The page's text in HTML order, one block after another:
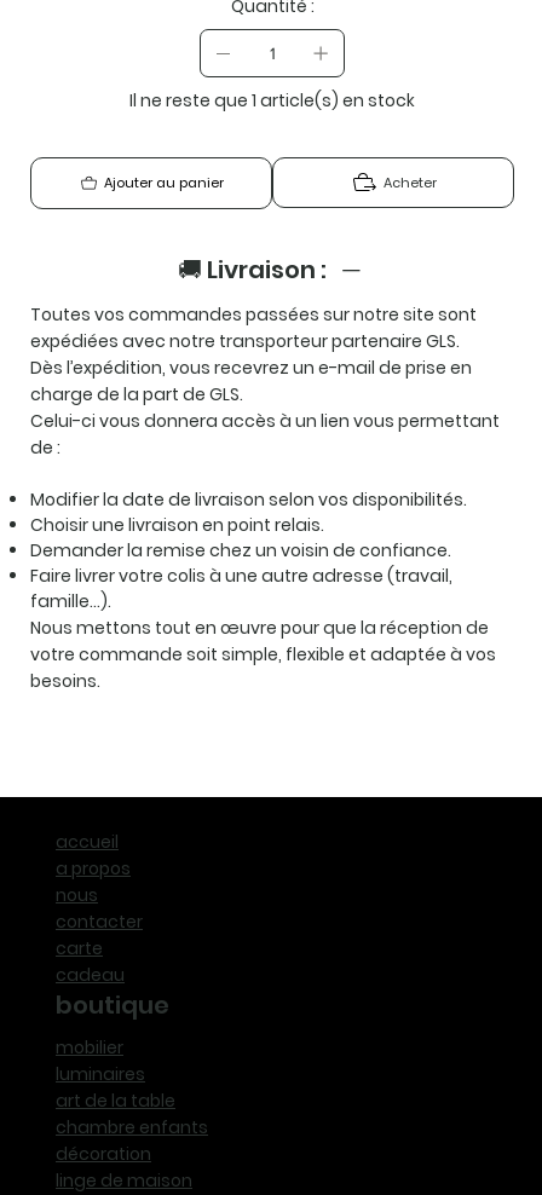
Quantité :
Il ne reste que 1 article(s) en stock
Ajouter au panier Acheter
🚚 Livraison :
Toutes vos commandes passées sur notre site sont
expédiées avec notre transporteur partenaire GLS.
Dès l’expédition, vous recevrez un e-mail de prise en
charge de la part de GLS.
Celui-ci vous donnera accès à un lien vous permettant
de :
Modifier la date de livraison selon vos disponibilités.
Choisir une livraison en point relais.
Demander la remise chez un voisin de confiance.
Faire livrer votre colis à une autre adresse (travail,
famille…).
Nous mettons tout en œuvre pour que la réception de
votre commande soit simple, flexible et adaptée à vos
besoins.
accueil
a propos
nous
contacter
carte
cadeau
boutique
mobilier
luminaires
art de la table
chambre enfants
décoration
linge de maison